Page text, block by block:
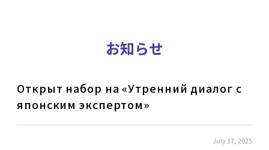
お知らせ
Открыт набор на «Утренний диалог с
японским экспертом»
July 17, 2025